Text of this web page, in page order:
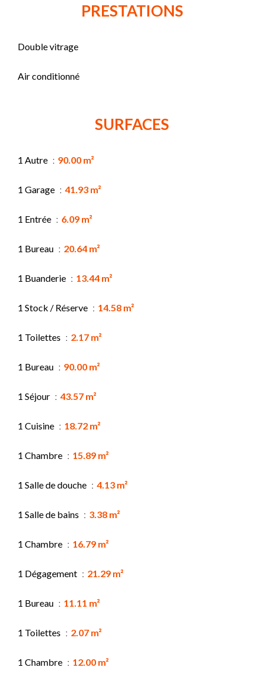
PRESTATIONS
Double vitrage
Air conditionné
SURFACES
1 Autre 90.00 m²
1 Garage 41.93 m²
1 Entrée 6.09 m²
1 Bureau 20.64 m²
1 Buanderie 13.44 m²
1 Stock / Réserve 14.58 m²
1 Toilettes 2.17 m²
1 Bureau 90.00 m²
1 Séjour 43.57 m²
1 Cuisine 18.72 m²
1 Chambre 15.89 m²
1 Salle de douche 4.13 m²
1 Salle de bains 3.38 m²
1 Chambre 16.79 m²
1 Dégagement 21.29 m²
1 Bureau 11.11 m²
1 Toilettes 2.07 m²
1 Chambre 12.00 m²